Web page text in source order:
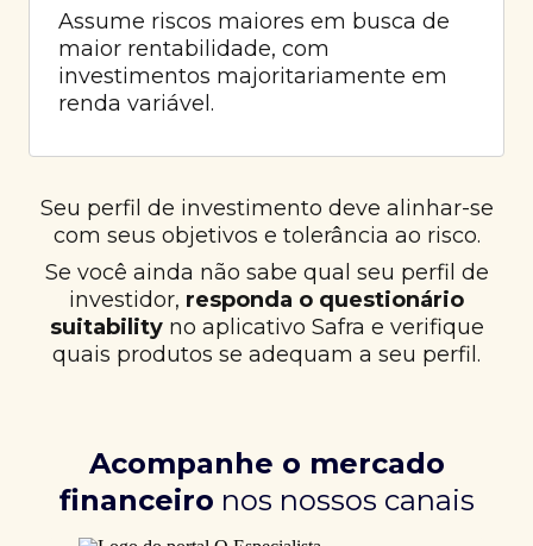
Assume riscos maiores em busca de
maior rentabilidade, com
investimentos majoritariamente em
renda variável.
Seu perfil de investimento deve alinhar-se
com seus objetivos e tolerância ao risco.
Se você ainda não sabe qual seu perfil de
investidor, responda o questionário
suitabilityno aplicativo Safra e verifique
quais produtos se adequam a seu perfil.
Acompanhe o mercado
financeiro nos nossos canais